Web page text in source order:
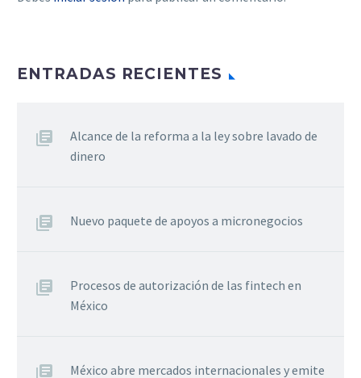
ENTRADAS RECIENTES
Alcance de la reforma a la ley sobre lavado de
dinero
Nuevo paquete de apoyos a micronegocios
Procesos de autorización de las fintech en
México
México abre mercados internacionales y emite